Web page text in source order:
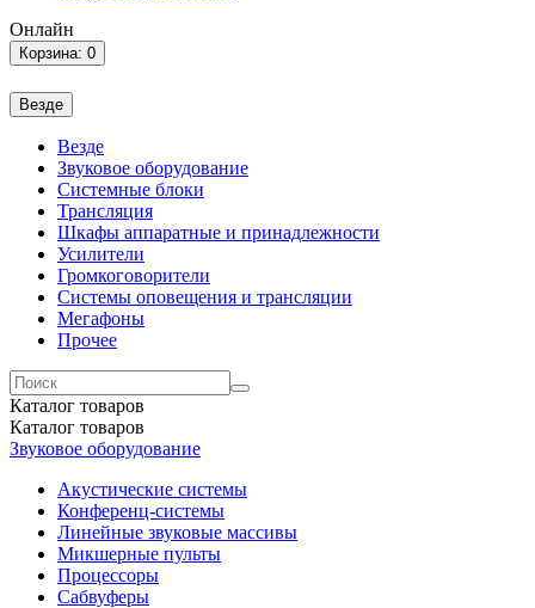
Онлайн
Корзина: 0
Везде
Везде
Звуковое оборудование
Системные блоки
Трансляция
Шкафы аппаратные и принадлежности
Усилители
Громкоговорители
Системы оповещения и трансляции
Мегафоны
Прочее
Каталог товаров
Каталог товаров
Звуковое оборудование
Акустические системы
Конференц-системы
Линейные звуковые массивы
Микшерные пульты
Процессоры
Сабвуферы